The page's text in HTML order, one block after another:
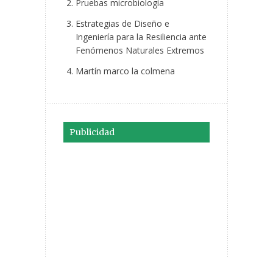
Pruebas microbiología
Estrategias de Diseño e
Ingeniería para la Resiliencia ante
Fenómenos Naturales Extremos
Martín marco la colmena
Publicidad